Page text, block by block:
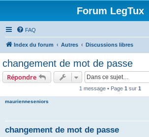
Forum LegTux
FAQ
Index du forum Autres Discussions libres
changement de mot de passe
Répondre
1 message • Page 1 sur 1
maurienneseniors
changement de mot de passe